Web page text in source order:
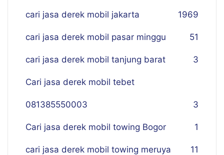
69
cari jasa derek mobil jakarta 19
cari jasa derek mobil pasar minggu 51
cari jasa derek mobil tanjung barat 3
Cari jasa derek mobil tebet
081385550003 3
Cari jasa derek mobil towing Bogor 1
cari jasa derek mobil towing meruya 11